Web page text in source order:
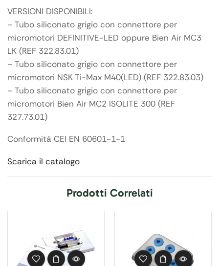
VERSIONI DISPONIBILI:
– Tubo siliconato grigio con connettore per
micromotori DEFINITIVE-LED oppure Bien Air MC3
LK (REF 322.83.01)
– Tubo siliconato grigio con connettore per
micromotori NSK Ti-Max M40(LED) (REF 322.83.03)
– Tubo siliconato grigio con connettore per
micromotori Bien Air MC2 ISOLITE 300 (REF
327.73.01)
Conformità CEI EN 60601-1-1
Scarica il catalogo
Prodotti Correlati